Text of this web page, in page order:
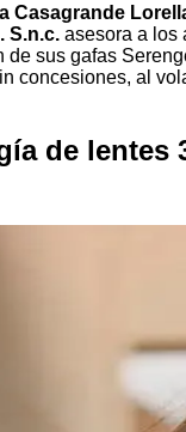
Casagrande
S.n.c. asesora a los
de sus gafas
concesiones, al
de lentes